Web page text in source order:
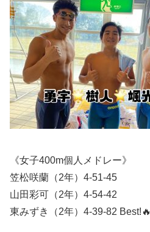
《女子400m個人メドレー》
笠松咲蘭（2年）4-51-45
山田彩可（2年）4-54-42
東みずき（2年）4-39-82 Best!🔥